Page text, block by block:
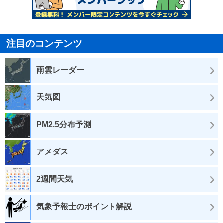
注目のコンテンツ
雨雲レーダー
天気図
PM2.5分布予測
アメダス
2週間天気
気象予報士のポイント解説